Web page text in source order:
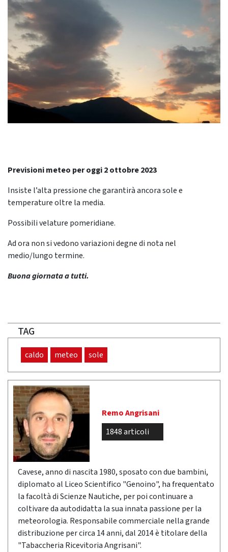
Previsioni meteo per oggi 2 ottobre 2023
Insiste l’alta pressione che garantirà ancora sole e
temperature oltre la media.
Possibili velature pomeridiane.
Ad ora non si vedono variazioni degne di nota nel
medio/lungo termine.
Buona giornata a tutti.
TAG
caldo meteo sole
Remo Angrisani
1848 articoli
Cavese, anno di nascita 1980, sposato con due bambini,
diplomato al Liceo Scientifico "Genoino", ha frequentato
la facoltà di Scienze Nautiche, per poi continuare a
coltivare da autodidatta la sua innata passione per la
meteorologia. Responsabile commerciale nella grande
distribuzione per circa 14 anni, dal 2014 è titolare della
"Tabaccheria Ricevitoria Angrisani".